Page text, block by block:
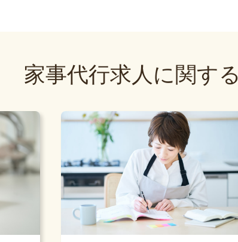
家事代行求人に関す